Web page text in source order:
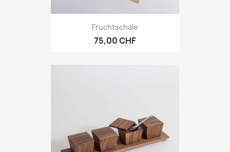
Fruchtschale
75,00 CHF